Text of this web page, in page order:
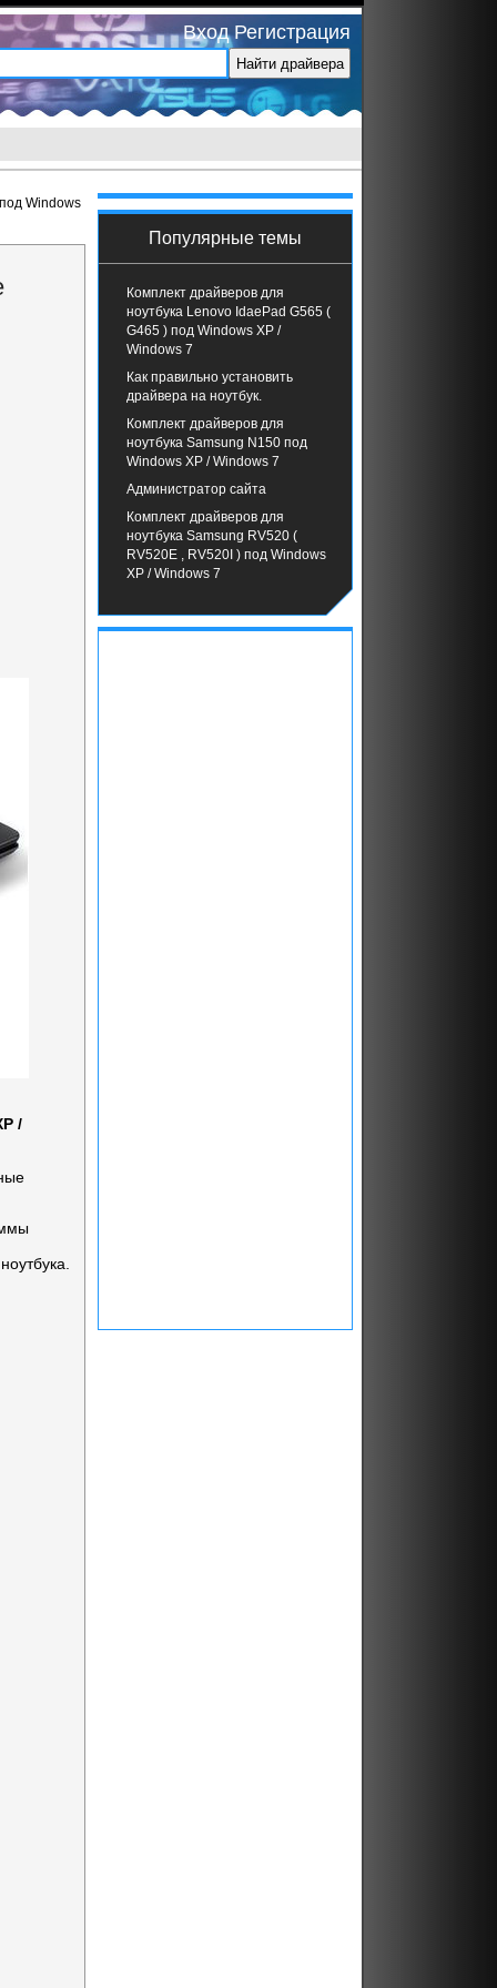
Вход Регистрация
Windows
/
Популярные темы
Комплект драйверов для
ноутбука Lenovo IdaePad G565 (
G465 ) под Windows XP /
Windows 7
Как правильно установить
драйвера на ноутбук.
Комплект драйверов для
ноутбука Samsung N150 под
Windows XP / Windows 7
Администратор сайта
Комплект драйверов для
ноутбука Samsung RV520 (
RV520E , RV520I ) под Windows
XP / Windows 7